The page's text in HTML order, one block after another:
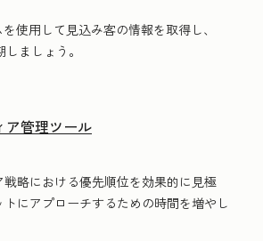
使用して見込み客の情報を取得し、
ましょう。
ア管理ツール
戦略における優先順位を効果的に見極
にアプローチするための時間を増やし